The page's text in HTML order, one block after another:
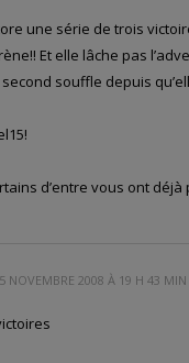
une série de trois
Et elle lâche pas
souffle depuis
d’entre vous ont
NOVEMBRE 2008 À 19 H 43 MIN